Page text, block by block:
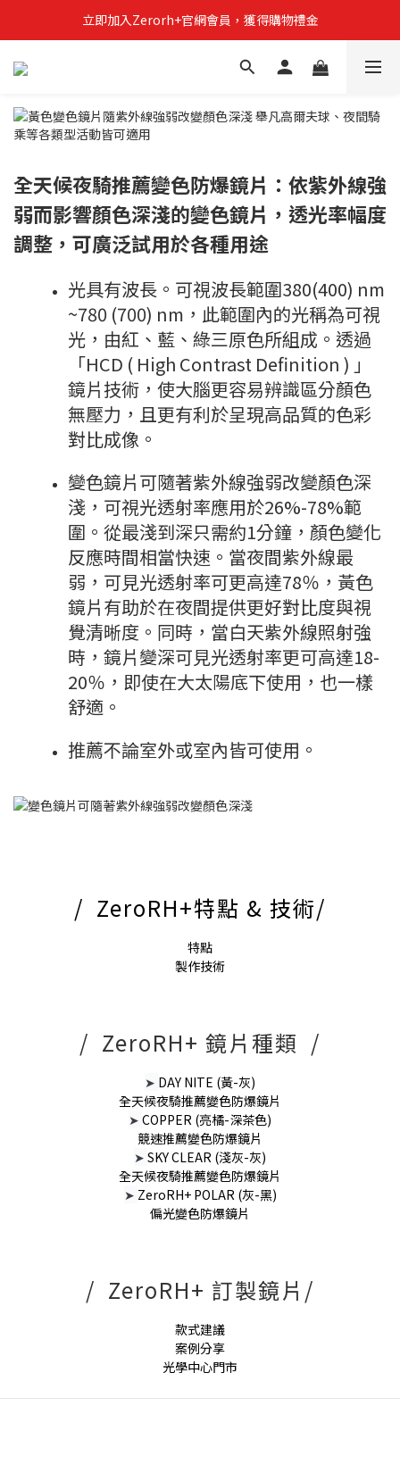
立即加入Zerorh+官網會員，獲得購物禮金
立即加入Zerorh+官網會員，獲得購物禮金
Zerorh+期間限定優惠全館滿15000折1500滿20000折2500
全天候夜騎推薦變色防爆鏡片：依紫外線強
弱而影響顏色深淺的變色鏡片，透光率幅度
調整，可廣泛試用於各種用途
光具有波長。可視波長範圍380(400) nm
~780 (700) nm，此範圍內的光稱為可視
光，由紅、藍、綠三原色所組成。透過
「HCD ( High Contrast Definition ) 」
鏡片技術，使大腦更容易辨識區分顏色
無壓力，且更有利於呈現高品質的色彩
對比成像。
變色鏡片可隨著紫外線強弱改變顏色深
淺，可視光透射率應用於26%-78%範
圍。從最淺到深只需約1分鐘，顏色變化
反應時間相當快速。當夜間紫外線最
弱，可見光透射率可更高達78％，黃色
鏡片有助於在夜間提供更好對比度與視
覺清晰度。同時，當白天紫外線照射強
時，鏡片變深可見光透射率更可高達18-
20％，即使在大太陽底下使用，也一樣
舒適。
推薦不論室外或室內皆可使用。
/ ZeroRH+特點 & 技術/
特點
製作技術
/ ZeroRH+ 鏡片種類 /
➤ DAY NITE (黃-灰)
全天候夜騎推薦變色防爆鏡片
➤ COPPER (亮橘-深茶色)
競速推薦變色防爆鏡片
➤ SKY CLEAR (淺灰-灰)
全天候夜騎推薦變色防爆鏡片
➤ ZeroRH+ POLAR (灰-黑)
偏光變色防爆鏡片
/ ZeroRH+ 訂製鏡片/
款式建議
案例分享
光學中心門市